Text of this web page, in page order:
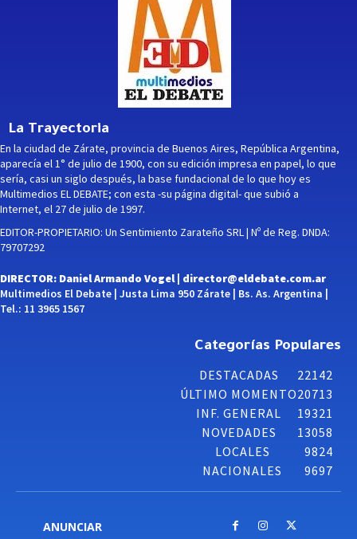
La Trayectoria
En la ciudad de Zárate, provincia de Buenos Aires, República Argentina,
aparecía el 1° de julio de 1900, con su edición impresa en papel, lo que
sería, casi un siglo después, la base fundacional de lo que hoy es
Multimedios EL DEBATE; con esta -su página digital- que subió a
Internet, el 27 de julio de 1997.
EDITOR-PROPIETARIO: Un Sentimiento Zarateño SRL | Nº de Reg. DNDA:
79707292
DIRECTOR: Daniel Armando Vogel | director@eldebate.com.ar
Multimedios El Debate | Justa Lima 950 Zárate | Bs. As. Argentina |
Tel.: 11 3965 1567
Categorías Populares
DESTACADAS
22142
ÚLTIMO MOMENTO20713
INF. GENERAL
19321
NOVEDADES
13058
LOCALES
9824
NACIONALES
9697
ANUNCIAR